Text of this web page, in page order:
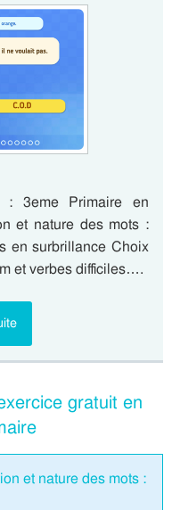
3eme Primaire en
et nature des mots :
en surbrillance Choix
et verbes difficiles….
gratuit en
et nature des mots :